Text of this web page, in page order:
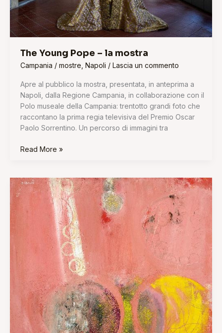
The Young Pope – la mostra
Campania / mostre Napoli / Lascia un commento
Apre al pubblico la mostra, presentata, in anteprima a
Napoli, dalla Regione Campania, in collaborazione con il
Polo museale della Campania: trentotto grandi foto che
raccontano la prima regia televisiva del Premio Oscar
Paolo Sorrentino. Un percorso di immagini tra
Read More »
Domenico
Spinosa.
anni